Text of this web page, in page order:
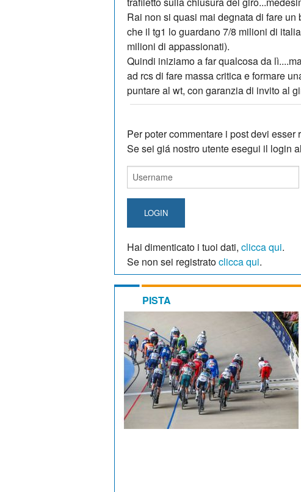
Rai non si quasi mai degnata di fare
che il tg1 lo guardano 7/8 milioni di
milioni di appassionati).
Quindi iniziamo a far qualcosa da
ad rcs di fare massa critica e formare
puntare al wt, con garanzia di invito al
Per poter commentare i post devi esser
Se sei giá nostro utente esegui il login
LOGIN
Hai dimenticato i tuoi dati, clicca qui.
Se non sei registratoclicca qui.
PISTA